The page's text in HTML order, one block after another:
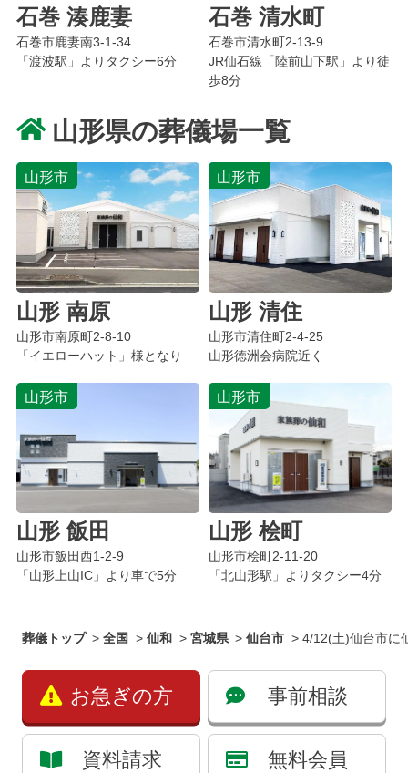
石巻 湊鹿妻
石巻市鹿妻南3-1-34
「渡波駅」よりタクシー6分
石巻 清水町
石巻市清水町2-13-9
JR仙石線「陸前山下駅」より徒
歩8分
山形県の葬儀場一覧
山形市
山形 南原
山形市南原町2-8-10
「イエローハット」様となり
山形市
山形 清住
山形市清住町2-4-25
山形徳洲会病院近く
山形市
山形 飯田
山形市飯田西1-2-9
「山形上山IC」より車で5分
山形市
山形 桧町
山形市桧町2-11-20
「北山形駅」よりタクシー4分
葬儀トップ >全国 >仙和 > 宮城県 >仙台市 > 4/12(土)仙台市に
お急ぎの方 事前相談
資料請求 無料会員